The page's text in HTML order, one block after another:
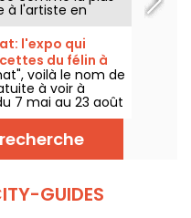
à l'artiste en
2 juin au 6
l'univers
connu pour ses
nos repères et
public.
l'expo qui
du félin à
voilà le nom de
à voir à
7 mai au 23 août
d'une dizaine
Pour
Ardif ou encore
facettes du
GUIDES